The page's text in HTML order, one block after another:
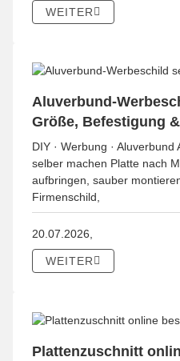
WEITER
Aluverbund-
Größe, Befestigung
DIY · Werbung ·
selber machen Platte nach
aufbringen, sauber
Firmenschild,
20.07.2026,
WEITER
Plattenzuschnitt